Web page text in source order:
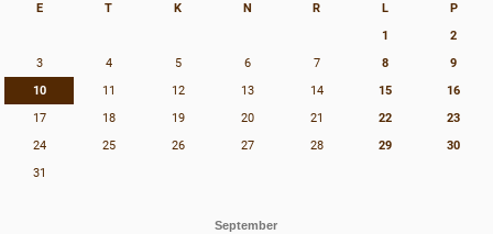
E T K N R L
P
1
2
3
4 5 6 7 8
9
10
11 12 13 14 15
16
17
18 19 20 21 22
23
24
25 26 27 28 29
30
31
September